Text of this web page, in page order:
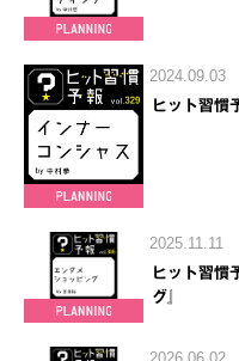
2024.09.03
ヒット習
2025.11.11
ヒット習
グ』